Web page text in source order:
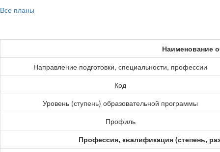
Все планы
Наименование
Направление подготовки, специальности, профессии
Код
Уровень (ступень) образовательной программы
Профиль
Профессия, квалификация (степень,